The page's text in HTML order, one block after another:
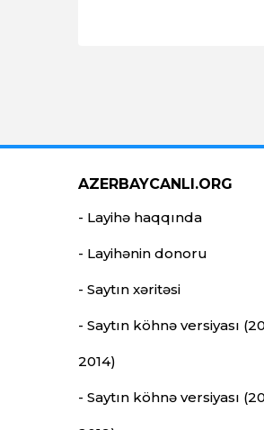
AZERBAYCANLI.ORG
- Layihə haqqında
- Layihənin donoru
- Saytın xəritəsi
- Saytın köhnə versiyası
2014)
- Saytın köhnə versiyası